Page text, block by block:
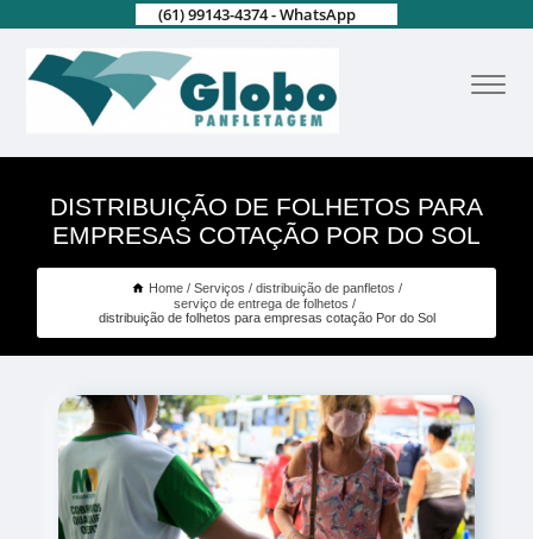
(61) 99143-4374 - WhatsApp
DISTRIBUIÇÃO DE FOLHETOS PARA
EMPRESAS COTAÇÃO POR DO SOL
Home Serviços
distribuição de panfletos
serviço de entrega de folhetos
distribuição de folhetos para empresas cotação Por do Sol